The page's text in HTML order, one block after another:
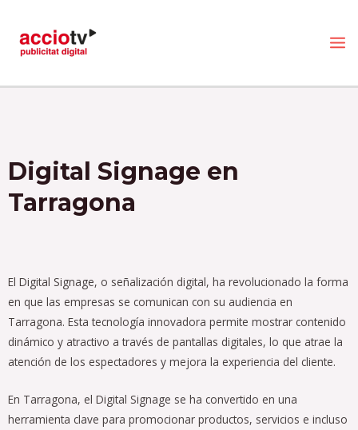
contenido
Digital Signage en
Tarragona
El Digital Signage, o señalización digital, ha revolucionado la forma
en que las empresas se comunican con su audiencia en
Tarragona. Esta tecnología innovadora permite mostrar contenido
dinámico y atractivo a través de pantallas digitales, lo que atrae la
atención de los espectadores y mejora la experiencia del cliente.
En Tarragona, el Digital Signage se ha convertido en una
herramienta clave para promocionar productos, servicios e incluso